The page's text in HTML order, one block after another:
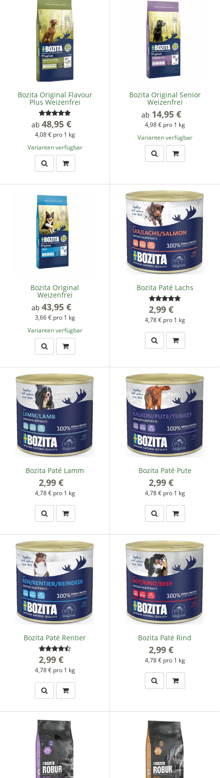
Bozita Original Flavour
Plus Weizenfrei
ab 48,95 €
4,08 € pro 1 kg
Varianten verfügbar
Bozita Original Senior
Weizenfrei
ab 14,95 €
4,98 € pro 1 kg
Varianten verfügbar
Bozita Original
Weizenfrei
ab 43,95 €
3,66 € pro 1 kg
Varianten verfügbar
Bozita Paté Lachs
2,99 €
4,78 € pro 1 kg
Bozita Paté Lamm
2,99 €
4,78 € pro 1 kg
Bozita Paté Pute
2,99 €
4,78 € pro 1 kg
Bozita Paté Rentier
2,99 €
4,78 € pro 1 kg
Bozita Paté Rind
2,99 €
4,78 € pro 1 kg